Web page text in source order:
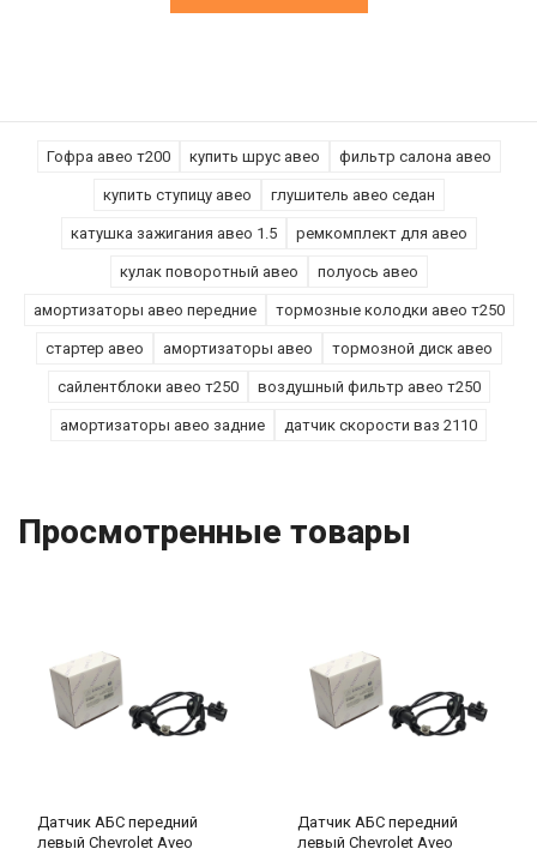
Гофра авео т200 купить шрус авео фильтр салона авео
купить ступицу авео глушитель авео седан
катушка зажигания авео 1.5 ремкомплект для авео
кулак поворотный авео полуось авео
амортизаторы авео передние тормозные колодки авео т250
стартер авео амортизаторы авео тормозной диск авео
сайлентблоки авео т250 воздушный фильтр авео т250
амортизаторы авео задние датчик скорости ваз 2110
Просмотренные товары
Датчик АБС передний
левый Chevrolet Aveo
Датчик АБС передний
левый Chevrolet Aveo